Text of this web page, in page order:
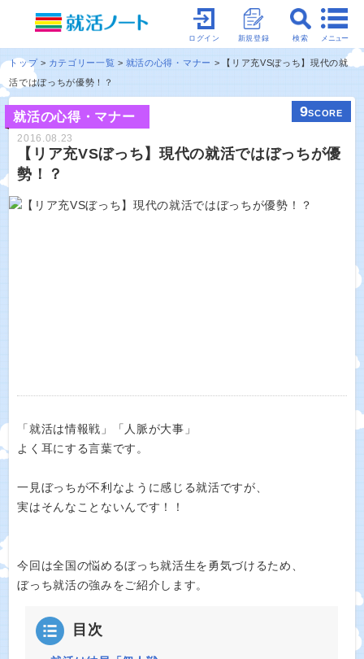
メニュー
検索
新規登録
ログイン
トップ カテゴリー一覧 就活の心得・マナー
【リア充VSぼっち】現代の就
活ではぼっちが優勢！？
就活の心得・マナー 9SCORE
2016.08.23
【リア充VSぼっち】現代の就活ではぼっちが優
勢！？
「就活は情報戦」「人脈が大事」
よく耳にする言葉です。
一見ぼっちが不利なように感じる就活ですが、
実はそんなことないんです！！
今回は全国の悩めるぼっち就活生を勇気づけるため、
ぼっち就活の強みをご紹介します。
目次